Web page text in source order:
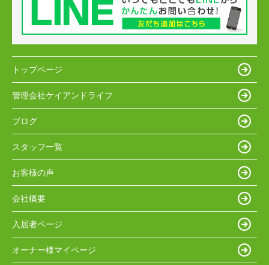
トップページ
管理会社ケイアンドライフ
ブログ
スタッフ一覧
お客様の声
会社概要
入居者ページ
オーナー様マイページ